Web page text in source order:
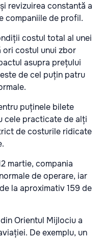
revizuirea constantă a
companiile de profil.
costul total al unei
ori costul unui zbor
asupra prețului
de cel puțin patru
puținele bilete
cele practicate de alți
de costurile ridicate
martie, compania
de operare, iar
la aproximativ 159 de
Orientul Mijlociu a
De exemplu, un